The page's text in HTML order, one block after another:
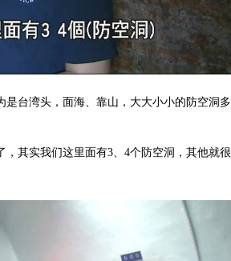
台湾头，面海、靠山，大大小小的防空洞多
其实我们这里面有3、4个防空洞，其他就很